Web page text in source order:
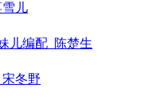
雪儿
儿编配_陈楚生
冬野